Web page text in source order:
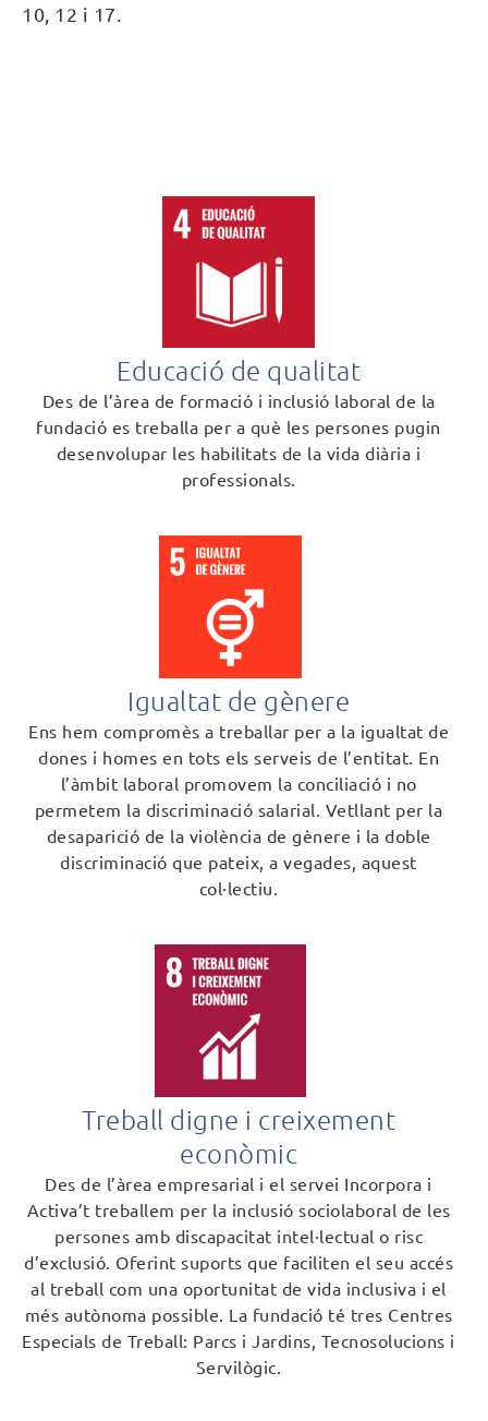
10, 12 i 17
Educació de qualitat
Des de l’àrea de formació i inclusió laboral de la
fundació es treballa per a què les persones pugin
desenvolupar les habilitats de la vida diària i
professionals.
Igualtat de gènere
Ens hem compromès a treballar per a la igualtat de
dones i homes en tots els serveis de l’entitat. En
l’àmbit laboral promovem la conciliació i no
permetem la discriminació salarial. Vetllant per la
desaparició de la violència de gènere i la doble
discriminació que pateix, a vegades, aquest
col·lectiu.
Treball digne i creixement
econòmic
Des de l’àrea empresarial i el servei Incorpora i
Activa’t treballem per la inclusió sociolaboral de les
persones amb discapacitat intel·lectual o risc
d’exclusió. Oferint suports que faciliten el seu accés
al treball com una oportunitat de vida inclusiva i el
més autònoma possible. La fundació té tres Centres
Especials de Treball: Parcs i Jardins, Tecnosolucions i
Servilògic.